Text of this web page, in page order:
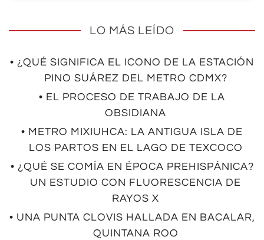
LO MÁS LEÍDO
• ¿QUÉ SIGNIFICA EL ICONO DE LA ESTACIÓN
PINO SUÁREZ DEL METRO CDMX?
• EL PROCESO DE TRABAJO DE LA
OBSIDIANA
• METRO MIXIUHCA: LA ANTIGUA ISLA DE
LOS PARTOS EN EL LAGO DE TEXCOCO
• ¿QUÉ SE COMÍA EN ÉPOCA PREHISPÁNICA?
UN ESTUDIO CON FLUORESCENCIA DE
RAYOS X
• UNA PUNTA CLOVIS HALLADA EN BACALAR,
QUINTANA ROO